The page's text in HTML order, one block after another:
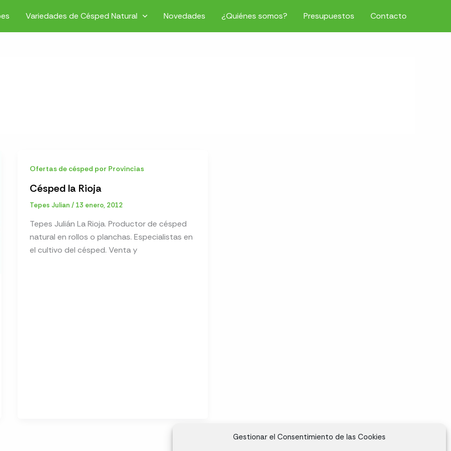
Gestionar el Consentimiento de las Cookies
Variedades de Césped Natural Novedades ¿Quiénes somos? Presupuestos Contacto
Ofertas de césped por Provincias
Césped la Rioja
Tepes Julian / 13 enero, 2012
Tepes Julián La Rioja. Productor de césped
natural en rollos o planchas. Especialistas en
el cultivo del césped. Venta y